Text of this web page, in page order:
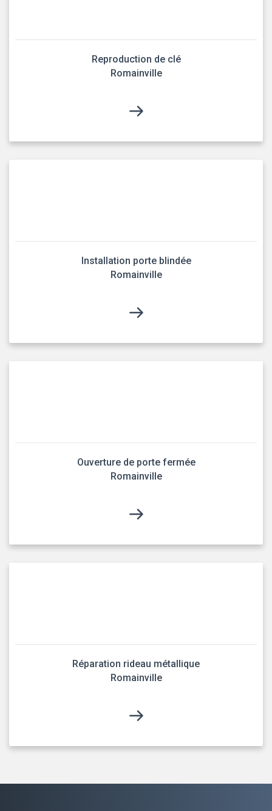
Reproduction de clé
Romainville
Installation porte blindée
Romainville
Ouverture de porte fermée
Romainville
Réparation rideau métallique
Romainville